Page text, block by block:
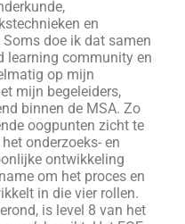
en
doe ik dat samen
learning community en
op mijn
mijn begeleiders,
binnen de MSA. Zo
oogpunten zicht te
onderzoeks- en
ontwikkeling
om het proces en
in die vier rollen.
is level 8 van het